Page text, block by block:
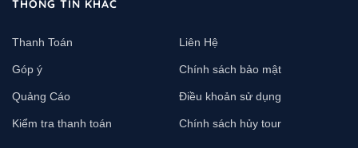
THÔNG TIN KHÁC
Thanh Toán Liên Hệ
Góp ý Chính sách bảo mật
Quảng Cáo Điều khoản sử dụng
Kiểm tra thanh toán Chính sách hủy tour